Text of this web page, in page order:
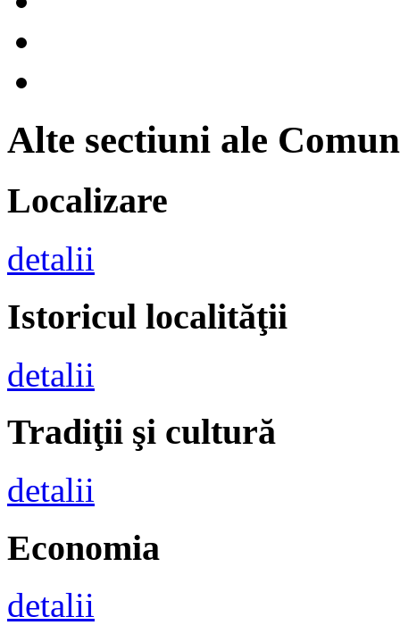
Alte sectiuni ale
Localizare
detalii
Istoricul localităţii
detalii
Tradiţii şi cultură
detalii
Economia
detalii